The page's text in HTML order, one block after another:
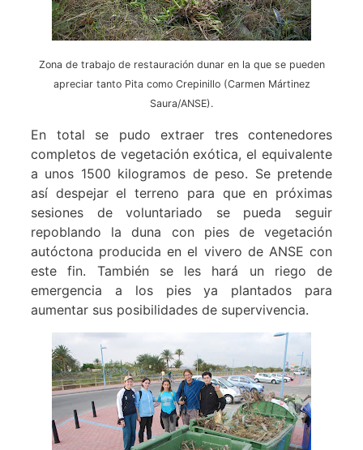
Zona de trabajo de restauración dunar en la que se pueden
apreciar tanto Pita como Crepinillo (Carmen Mártinez
Saura/ANSE).
En total se pudo extraer tres contenedores
completos de vegetación exótica, el equivalente
a unos 1500 kilogramos de peso. Se pretende
así despejar el terreno para que en próximas
sesiones de voluntariado se pueda seguir
repoblando la duna con pies de vegetación
autóctona producida en el vivero de ANSE con
este fin. También se les hará un riego de
emergencia a los pies ya plantados para
aumentar sus posibilidades de supervivencia.